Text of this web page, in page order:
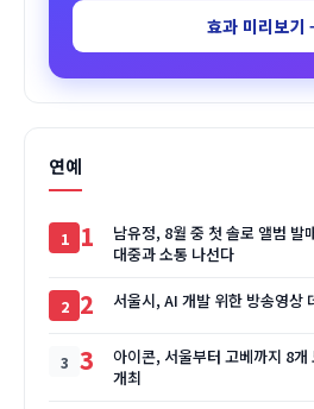
효과 미리보
연예
1
남유정, 8월 중 첫 솔로 앨범
대중과 소통 나선다
2 서울시, AI 개발 위한 방송영상
3
아이콘, 서울부터 고베까지 8
개최